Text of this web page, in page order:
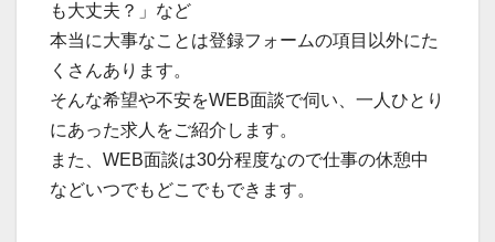
も大丈夫？」など
本当に大事なことは登録フォームの項目以外にた
くさんあります。
そんな希望や不安をWEB面談で伺い、一人ひとり
にあった求人をご紹介します。
また、WEB面談は30分程度なので仕事の休憩中
などいつでもどこでもできます。